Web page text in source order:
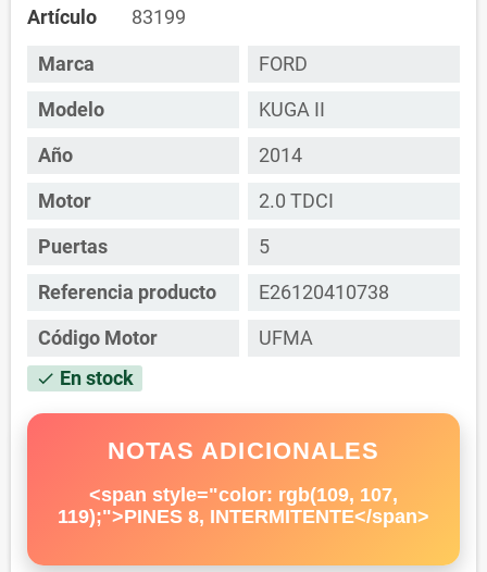
Artículo 83199
Marca
FORD
Modelo
KUGA II
Año
2014
Motor
2.0 TDCI
Puertas
5
Referencia producto
E26120410738
Código Motor
UFMA
check En stock
NOTAS ADICIONALES
<span style="color: rgb(109, 107,
119);">PINES 8, INTERMITENTE</span>